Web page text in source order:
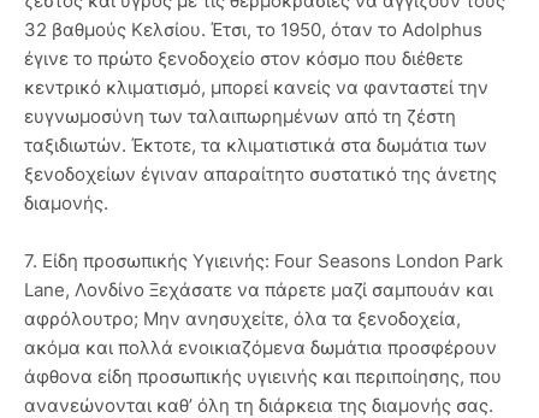
32 βαθμούς Κελσίου. Έτσι, το 1950, όταν το Adolphus
έγινε το πρώτο ξενοδοχείο στον κόσμο που διέθετε
κεντρικό κλιματισμό, μπορεί κανείς να φανταστεί την
ευγνωμοσύνη των ταλαιπωρημένων από τη ζέστη
ταξιδιωτών. Έκτοτε, τα κλιματιστικά στα δωμάτια των
ξενοδοχείων έγιναν απαραίτητο συστατικό της άνετης
διαμονής.
7. Είδη προσωπικής Υγιεινής: Four Seasons London Park
Lane, Λονδίνο Ξεχάσατε να πάρετε μαζί σαμπουάν και
αφρόλουτρο; Μην ανησυχείτε, όλα τα ξενοδοχεία,
ακόμα και πολλά ενοικιαζόμενα δωμάτια προσφέρουν
άφθονα είδη προσωπικής υγιεινής και περιποίησης, που
ανανεώνονται καθ’ όλη τη διάρκεια της διαμονής σας.